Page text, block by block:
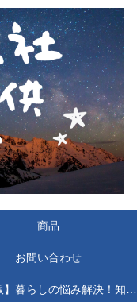
商品
お問い合わせ